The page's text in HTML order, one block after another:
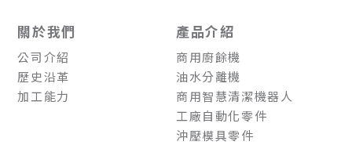
關於我們
公司介紹
歷史沿革
加工能力
產品介紹
商用廚餘機
油水分離機
商用智慧清潔機器人
工廠自動化零件
沖壓模具零件